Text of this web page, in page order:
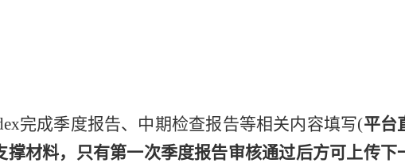
完成季度报告、中期检查报告等相关内容填写(平台
材料，
只有第一次季度报告审核通过后方可上传下